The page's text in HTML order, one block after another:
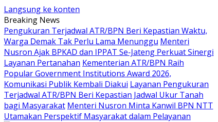
Langsung ke konten
Breaking News
Pengukuran Terjadwal ATR/BPN Beri Kepastian Waktu,
Warga Demak Tak Perlu Lama Menunggu Menteri
Nusron Ajak BPKAD dan IPPAT Se-Jateng Perkuat Sinergi
Layanan Pertanahan Kementerian ATR/BPN Raih
Popular Government Institutions Award 2026,
Komunikasi Publik Kembali Diakui Layanan Pengukuran
Terjadwal ATR/BPN Beri Kepastian Jadwal Ukur Tanah
bagi Masyarakat Menteri Nusron Minta Kanwil BPN NTT
Utamakan Perspektif Masyarakat dalam Pelayanan